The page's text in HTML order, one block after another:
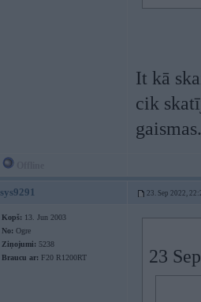
It kā
cik
sys9291 23. Sep 2022,
Kopš: 13. Jun 2003
No: Ogre
Ziņojumi: 5238
Braucu ar: F20 R1200RT 23